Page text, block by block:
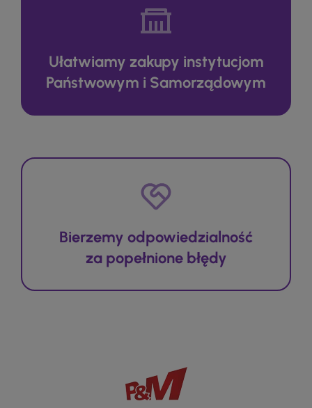
Ułatwiamy zakupy instytucjom
Państwowym i Samorządowym
Bierzemy odpowiedzialność
za popełnione błędy